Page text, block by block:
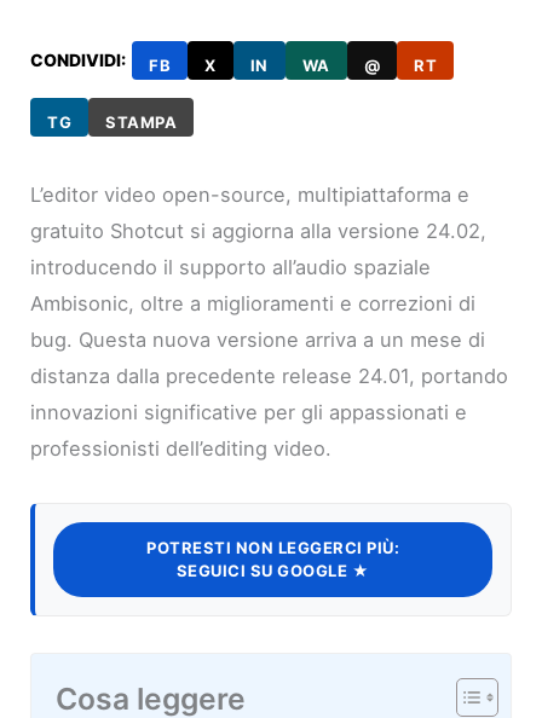
CONDIVIDI: FB X IN WA @ RT
TG STAMPA
L’editor video open-source, multipiattaforma e
gratuito Shotcut si aggiorna alla versione 24.02,
introducendo il supporto all’audio spaziale
Ambisonic, oltre a miglioramenti e correzioni di
bug. Questa nuova versione arriva a un mese di
distanza dalla precedente release 24.01, portando
innovazioni significative per gli appassionati e
professionisti dell’editing video.
POTRESTI NON LEGGERCI PIÙ:
SEGUICI SU GOOGLE ★
Cosa leggere